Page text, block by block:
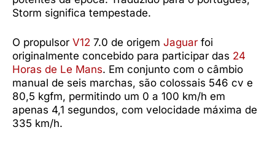
Storm significa tempestade.
O propulsor V12 7.0 de origem Jaguar foi
originalmente concebido para participar das 24
Horas de Le Mans. Em conjunto com o câmbio
manual de seis marchas, são colossais 546 cv e
80,5 kgfm, permitindo um 0 a 100 km/h em
apenas 4,1 segundos, com velocidade máxima de
335 km/h.